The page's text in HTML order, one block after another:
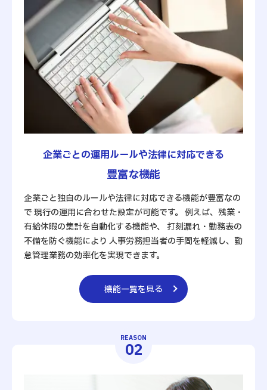
企業ごとの運用ルールや法律に対応できる
豊富な機能
企業ごと独自のルールや法律に対応できる機能が豊富なの
で 現行の運用に合わせた設定が可能です。 例えば、残業・
有給休暇の集計を自動化する機能や、 打刻漏れ・勤務表の
不備を防ぐ機能により 人事労務担当者の手間を軽減し、勤
怠管理業務の効率化を実現できます。
機能一覧を見る
REASON
02